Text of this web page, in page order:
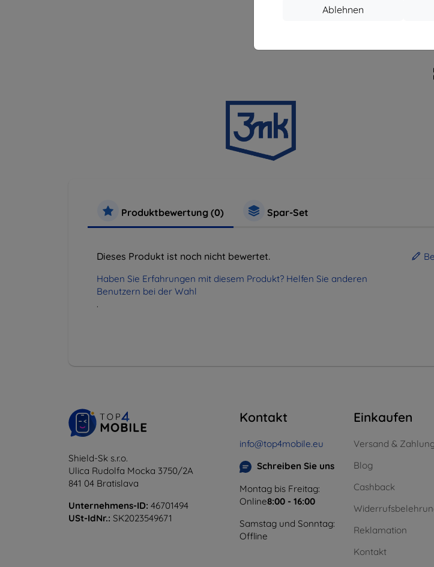
Ablehnen
Produktbewertung (0) Spar-Set
Dieses Produkt ist noch nicht bewertet.
Haben Sie Erfahrungen mit diesem Produkt? Helfen Sie anderen
Benutzern bei der Wahl
.
Shield-Sk s.r.o.
Ulica Rudolfa Mocka 3750/2A
841 04 Bratislava
Unternehmens-ID: 46701494
USt-IdNr.: SK2023549671
Kontakt
info@top4mobile.eu
Schreiben Sie uns
Montag bis Freitag:
Online8:00 - 16:00
Samstag und Sonntag:
Offline
Einkaufen
Versand & Zahlung
Blog
Cashback
Reklamation
Kontakt